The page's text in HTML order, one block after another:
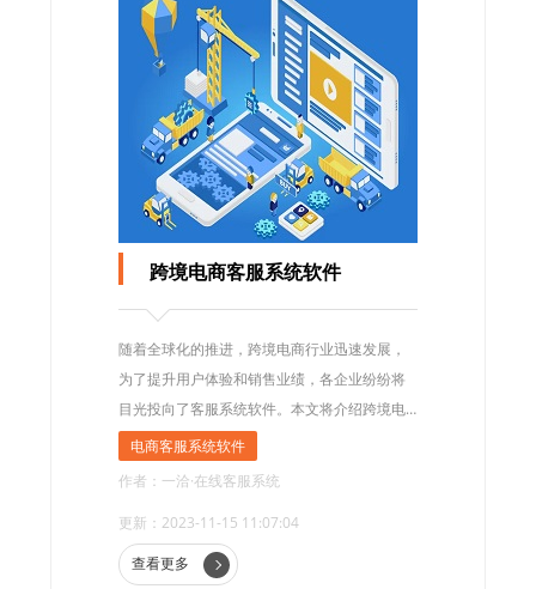
跨境电商客服系统软件
随着全球化的推进，跨境电商行业迅速发展，
为了提升用户体验和销售业绩，各企业纷纷将
目光投向了客服系统软件。本文将介绍跨境电
商客服系统软件的重要性以及其优势，帮助企
电商客服系统软件
作者：一洽·在线客服系统
更新：2023-11-15 11:07:04
查看更多